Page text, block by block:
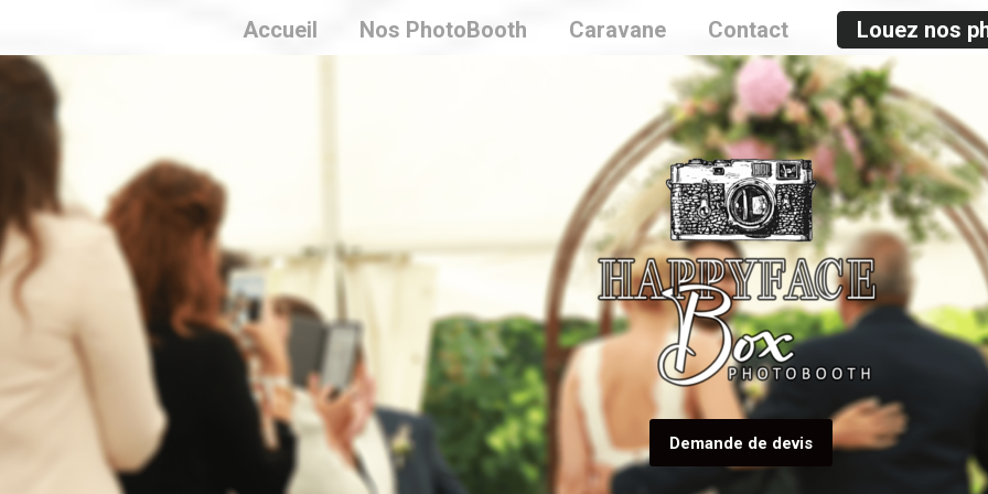
Accueil Nos PhotoBooth Caravane Contact Louez nos
Demande de devis